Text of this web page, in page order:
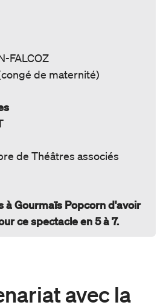
FALCOZ
de maternité)
de Théâtres associés
à Gourmaïs Popcorn d'avoir
ce spectacle en 5 à 7.
avec la